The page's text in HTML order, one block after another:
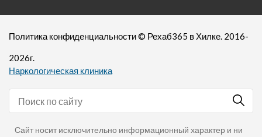
Политика конфиденциальности© Рехаб365 в Хилке. 2016-
2026г.
Наркологическая клиника
Сайт носит исключительно информационный характер и ни